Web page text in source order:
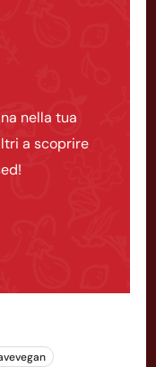
nella tua
a scoprire